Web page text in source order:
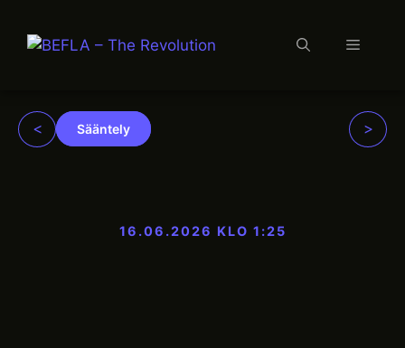
Valikko
< Sääntely >
16.06.2026 KLO 1:25